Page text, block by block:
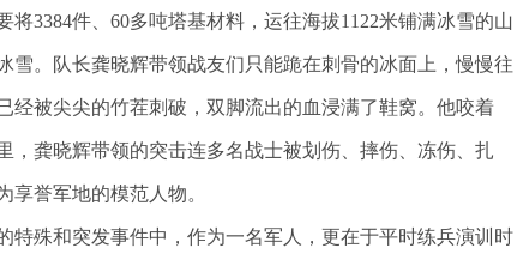
3384件、60多吨塔基材料，运往海拔1122米铺满冰雪的山
雪。队长龚晓辉带领战友们只能跪在刺骨的冰面上，慢慢往
经被尖尖的竹茬刺破，双脚流出的血浸满了鞋窝。他咬着
，龚晓辉带领的突击连多名战士被划伤、摔伤、冻伤、扎
誉军地的模范人物。
特殊和突发事件中，作为一名军人，更在于平时练兵演训时